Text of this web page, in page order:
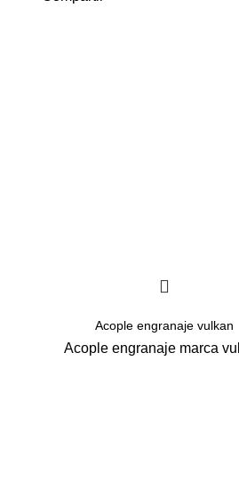
Acople engranaje vulkan
Acople engranaje marca